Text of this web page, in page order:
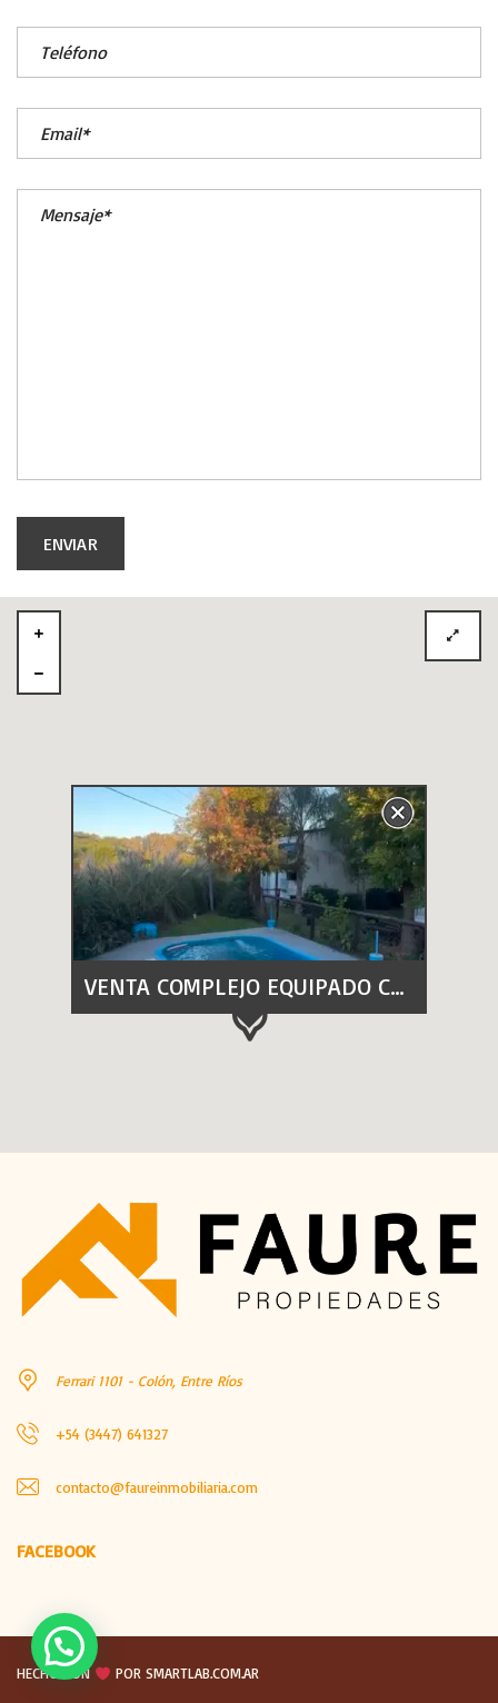
VENTA COMPLEJO EQUIPADO COLON E.R
Ferrari 1101 - Colón, Entre Ríos
+54 (3447) 641327
contacto@faureinmobiliaria.com
FACEBOOK
HECHO CON POR SMARTLAB.COM.AR